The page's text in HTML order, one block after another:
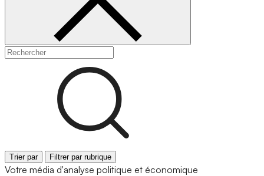
Trier par Filtrer par rubrique
Votre média d'analyse politique et économique